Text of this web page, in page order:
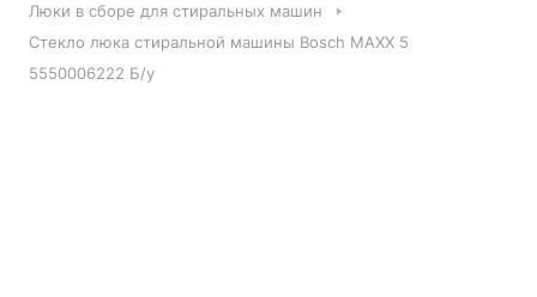
Люки в сборе для стиральных машин
Стекло люка стиральной машины Bosch MAXX 5
5550006222 Б/у